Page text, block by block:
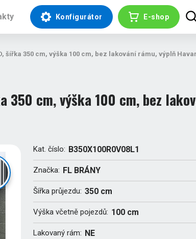
Konfigurátor E-shop
šířka 350 cm, výška 100 cm, bez lakování rámu, výplň
350 cm, výška 100 cm, bez
Kat. číslo: B350X100R0V08L1
Značka: FL BRÁNY
Šířka průjezdu: 350 cm
Výška včetně pojezdů: 100 cm
Lakovaný rám: NE